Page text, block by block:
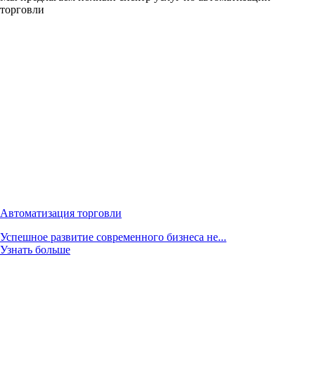
торговли
Автоматизация торговли
Успешное развитие современного бизнеса не...
Узнать больше